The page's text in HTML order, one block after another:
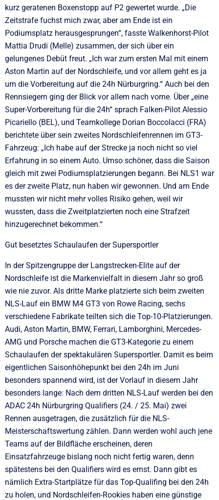
kurz geratenen Boxenstopp auf P2 gewertet wurde. „Die
Zeitstrafe fuchst mich zwar, aber am Ende ist ein
Podiumsplatz herausgesprungen“, fasste Walkenhorst-Pilot
Mattia Drudi (Melle) zusammen, der sich über ein
gelungenes Debüt freut. „Ich war zum ersten Mal mit einem
Aston Martin auf der Nordschleife, und vor allem geht es ja
um die Vorbereitung auf die 24h Nürburgring.“ Auch bei den
Rennsiegern ging der Blick vor allem nach vorne. Über „eine
Super-Vorbereitung für die 24h“ sprach Falken-Pilot Alessio
Picariello (BEL), und Teamkollege Dorian Boccolacci (FRA)
berichtete über sein zweites Nordschleifenrennen im GT3-
Fahrzeug: „Ich habe auf der Strecke ja noch nicht so viel
Erfahrung in so einem Auto. Umso schöner, dass die Saison
gleich mit zwei Podiumsplatzierungen begann. Bei NLS1 war
es der zweite Platz, nun haben wir gewonnen. Und am Ende
mussten wir nicht mehr volles Risiko gehen, weil wir
wussten, dass die Zweitplatzierten noch eine Strafzeit
hinzugerechnet bekommen.“
Gut besetztes Schaulaufen der Supersportler
In der Spitzengruppe der Langstrecken-Elite auf der
Nordschleife ist die Markenvielfalt in diesem Jahr so groß
wie nie zuvor. Als dritte Marke platzierte sich beim zweiten
NLS-Lauf ein BMW M4 GT3 von Rowe Racing, sechs
verschiedene Fabrikate teilten sich die Top-10-Platzierungen.
Audi, Aston Martin, BMW, Ferrari, Lamborghini, Mercedes-
AMG und Porsche machen die GT3-Kategorie zu einem
Schaulaufen der spektakulären Supersportler. Damit es beim
eigentlichen Saisonhöhepunkt bei den 24h im Juni
besonders spannend wird, ist der Vorlauf in diesem Jahr
besonders lange: Nach dem dritten NLS-Lauf werden bei den
ADAC 24h Nürburgring Qualifiers (24. / 25. Mai) zwei
Rennen ausgetragen, die zusätzlich für die NLS-
Meisterschaftswertung zählen. Dann werden wohl auch jene
Teams auf der Bildfläche erscheinen, deren
Einsatzfahrzeuge bislang noch nicht fertig waren, denn
spätestens bei den Qualifiers wird es ernst. Dann gibt es
nämlich Extra-Startplätze für das Top-Qualifing bei den 24h
zu holen, und Nordschleifen-Rookies haben eine günstige